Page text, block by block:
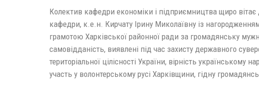
Колектив кафедри економіки і підприємництва щиро вітає
кафедри, к.е.н. Кирчату Ірину Миколаївну із
грамотою Харківської районної ради за громадянську
самовідданість, виявлені під час захисту державного
територіальної цілісності України, вірність українському
участь у волонтерському русі Харківщини, гідну